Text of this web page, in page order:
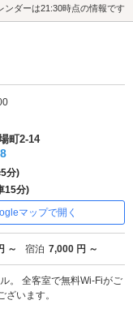
ンダーは21:30時点の情報です
星のうち3
町2-14
分)
15分)
マップで開く
～ 宿泊 7,000 円 ～
。 全客室で無料Wi-Fiがご
います。